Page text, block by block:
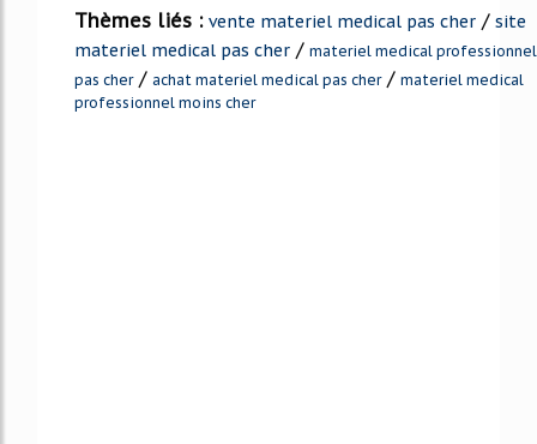
Thèmes liés : vente materiel medical pas cher / site
materiel medical pas cher / materiel medical professionnel
pas cher/ achat materiel medical pas cher/ materiel medical
professionnel moins cher